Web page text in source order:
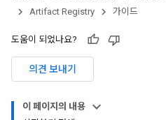
Artifact Registry
가이드
도움이 되었나요?
의견 보내기
이 페이지의 내용